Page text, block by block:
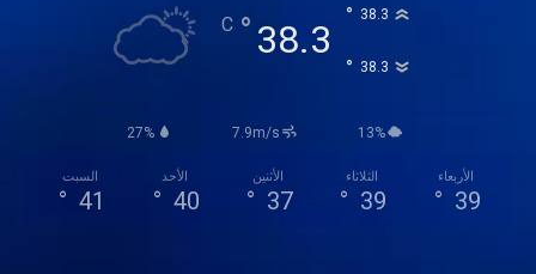
38.3
°
C 38.3
°
38.3
°
27% 7.9m/s 13%
السبت
41
°
الأحد
40
°
الأثنين
37
°
الثلاثاء
39
°
الأربعاء
39
°